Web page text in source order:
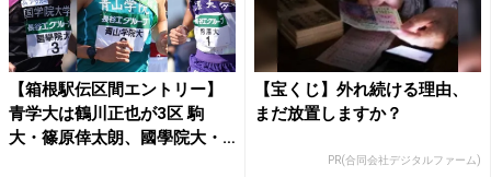
【箱根駅伝区間エントリー】
青学大は鶴川正也が3区 駒
大・篠原倖太朗、國學院大・
【宝くじ】外れ続ける理由、
まだ放置しますか？
PR(合同会社デジタルファーム)